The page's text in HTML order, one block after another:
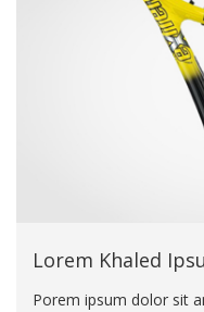
Lorem Khaled
Porem ipsum dolor sit